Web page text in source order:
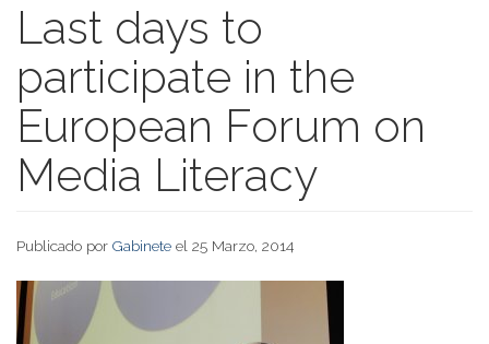
Last days to
participate in the
European Forum on
Media Literacy
Publicado por Gabinete el 25 Marzo, 2014